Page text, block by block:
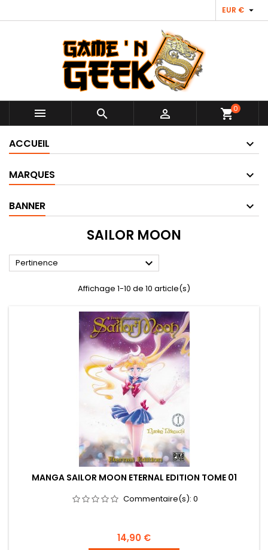
EUR € 
   shopping_cart0
ACCUEIL
MARQUES
BANNER
SAILOR MOON
Pertinence 
Affichage 1-10 de 10 article(s)
MANGA SAILOR MOON ETERNAL EDITION TOME 01
Commentaire(s): 0
Prix
14,90 €